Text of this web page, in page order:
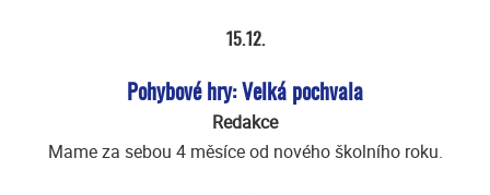
15.12.
Pohybové hry: Velká pochvala
Redakce
Mame za sebou 4 měsíce od nového školního roku.